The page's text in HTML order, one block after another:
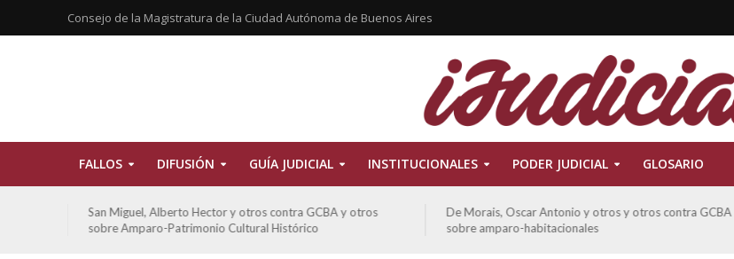
Consejo de la Magistratura de la Ciudad Autónoma de Buenos Aires
FALLOS DIFUSIÓN GUÍA JUDICIAL INSTITUCIONALES PODER JUDICIAL GLOSARIO
San Miguel, Alberto Hector y otros contra GCBA y otros
sobre Amparo-Patrimonio Cultural Histórico
De Morais, Oscar Antonio y otros y otros contra GCBA
sobre amparo-habitacionales